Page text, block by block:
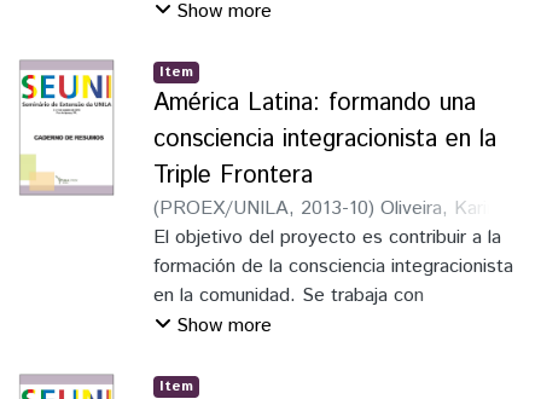
conhecimento do aluno quanto aos
distribuição dos seres vivos, capacitar o
aluno na confecção de materiais
paradidáticos referentes aos fenômenos da
natureza para que sejam transmitidos de
forma simples e mais interessante,
comparados a abordagem apresentada em
livros didáticos, aguçar a capacidade crítica
do aluno quanto à exploração antrópica dos
recursos naturais e os principais impactos
gerados e discutir os principais problemas
Show more
Item
América Latina: formando una
consciencia integracionista en la
Triple Frontera
(PROEX/UNILA, 2013-10) Oliveira, Karina
Fernandes de;Alonso, Rodrigo;Lombide,
Micaela Gómez ;Peña Aymara, Shyrley
Tatiana
El objetivo del proyecto es contribuir a la
formación de la consciencia integracionista
en la comunidad. Se trabaja con
estudiantes de segundo grado de la red de
Trinacional
Show more
Item